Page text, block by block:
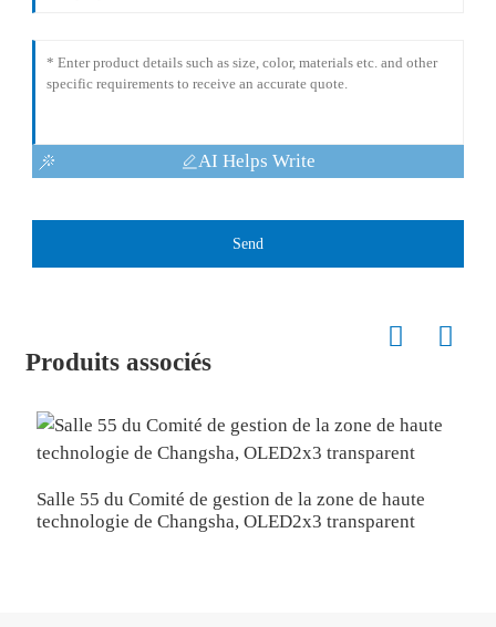
AI Helps Write
Send
Produits associés
Salle 55 du Comité de gestion de la zone de haute
technologie de Changsha, OLED2x3 transparent